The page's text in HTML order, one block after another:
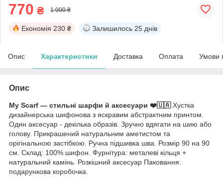
770 ₴ 1 000 ₴
Економія 230 ₴ Залишилось 25 днів
Опис Характеристики Доставка Оплата Умови
Опис
My Scarf — стильні шарфи й аксесуари ❤️🇺🇦Хустка
дизайнерська шифонова з яскравим абстрактним принтом.
Один аксесуар - декілька образів. Зручно вдягати на шию або
голову. Прикрашений натуральним аметистом та
орігінальною застібкою. Ручна підшивка шва. Розмір 90 на 90
см. Склад: 100% шифон. Фурнітура: металеві кільця +
натуральний камінь. Розкішний аксесуар Паковання:
подарункова коробочка.